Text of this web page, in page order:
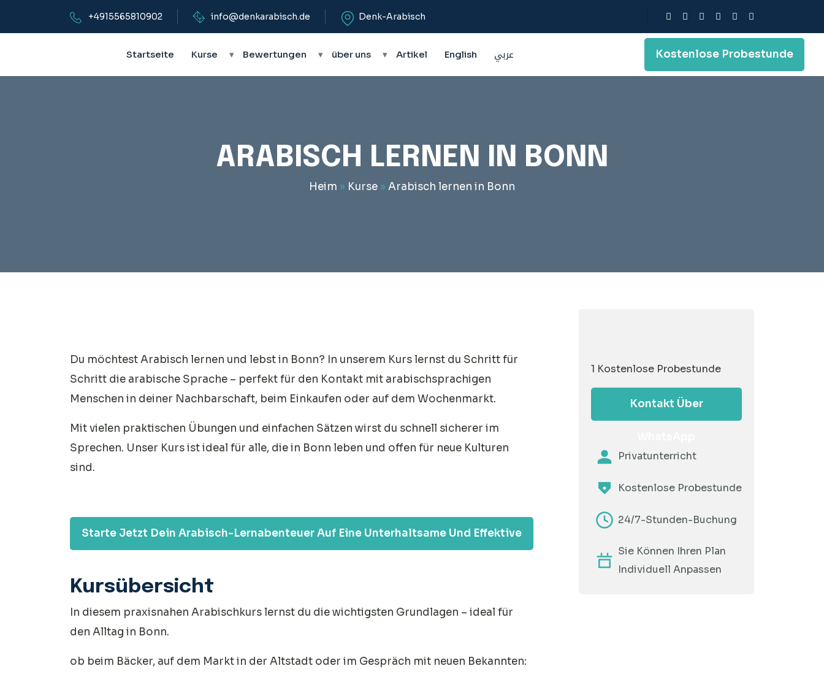
+4915565810902 info@denkarabisch.de Denk-Arabisch
Startseite Kurse ▾ Bewertungen ▾ über uns ▾ Artikel English عربي Kostenlose Probestunde
ARABISCH LERNEN IN BONN
Heim » Kurse » Arabisch lernen in Bonn
Du möchtest Arabisch lernen und lebst in Bonn? In unserem Kurs lernst du Schritt für
Schritt die arabische Sprache – perfekt für den Kontakt mit arabischsprachigen
Menschen in deiner Nachbarschaft, beim Einkaufen oder auf dem Wochenmarkt.
Mit vielen praktischen Übungen und einfachen Sätzen wirst du schnell sicherer im
Sprechen. Unser Kurs ist ideal für alle, die in Bonn leben und offen für neue Kulturen
sind.
Starte Jetzt Dein Arabisch-Lernabenteuer Auf Eine Unterhaltsame Und Effektive
Kursübersicht
In diesem praxisnahen Arabischkurs lernst du die wichtigsten Grundlagen – ideal für
den Alltag in Bonn.
ob beim Bäcker, auf dem Markt in der Altstadt oder im Gespräch mit neuen Bekannten:
1 Kostenlose Probestunde
Kontakt Über
Privatunterricht
Kostenlose Probestunde
24/7-Stunden-Buchung
Sie Können Ihren Plan
Individuell Anpassen